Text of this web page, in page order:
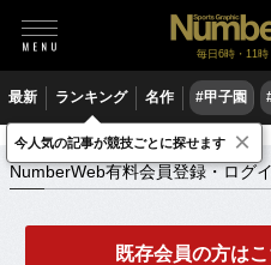
毎日6時・11時
最新 ランキング 名作 #甲子園
NumberWeb有料会員登録・ログイン
NumberWeb有料会員登録・ログ
既存会員の方は
今人気の記事が競技ごとに探せます ×